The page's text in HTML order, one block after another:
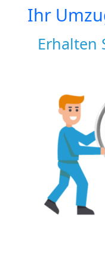
Ihr
Erhalten